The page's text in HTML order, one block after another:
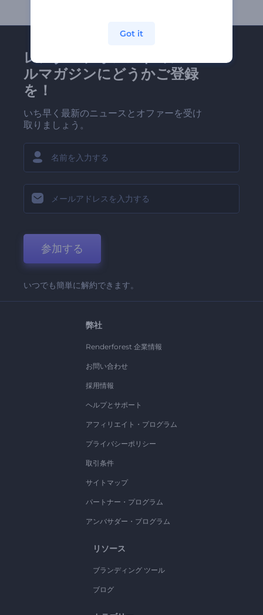
レンダーフォレストのメー
ルマガジンにどうかご登録
を！
いち早く最新のニュースとオファーを受け
取りましょう。
参加する
いつでも簡単に解約できます。
弊社
Renderforest 企業情報
お問い合わせ
採用情報
ヘルプとサポート
アフィリエイト・プログラム
プライバシーポリシー
取引条件
サイトマップ
パートナー・プログラム
アンバサダー・プログラム
リソース
ブランディング ツール
ブログ
Got it